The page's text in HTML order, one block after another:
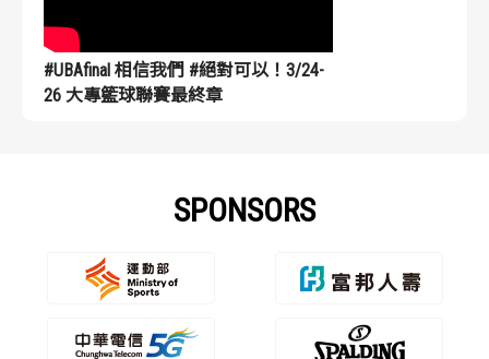
#UBAfinal 相信我們 #絕對可以！3/24-
26 大專籃球聯賽最終章
SPONSORS